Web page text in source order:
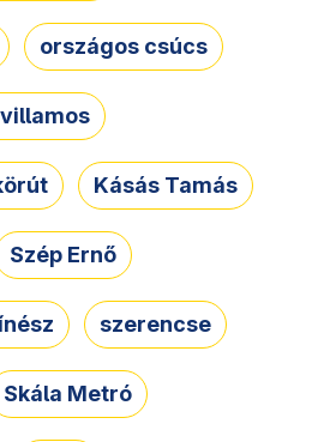
országos csúcs
villamos
Kásás Tamás
Szép Ernő
szerencse
Skála Metró